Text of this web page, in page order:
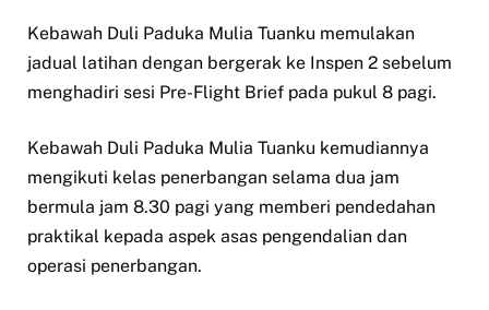
Kebawah Duli Paduka Mulia Tuanku memulakan
jadual latihan dengan bergerak ke Inspen 2 sebelum
menghadiri sesi Pre-Flight Brief pada pukul 8 pagi.
Kebawah Duli Paduka Mulia Tuanku kemudiannya
mengikuti kelas penerbangan selama dua jam
bermula jam 8.30 pagi yang memberi pendedahan
praktikal kepada aspek asas pengendalian dan
operasi penerbangan.